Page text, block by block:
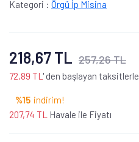
Kategori : Örgü İp Misina
218,67 TL 257,26 TL
72,89 TL ' den başlayan taksitlerle
%15 indirim!
207,74 TL
Havale ile Fiyatı